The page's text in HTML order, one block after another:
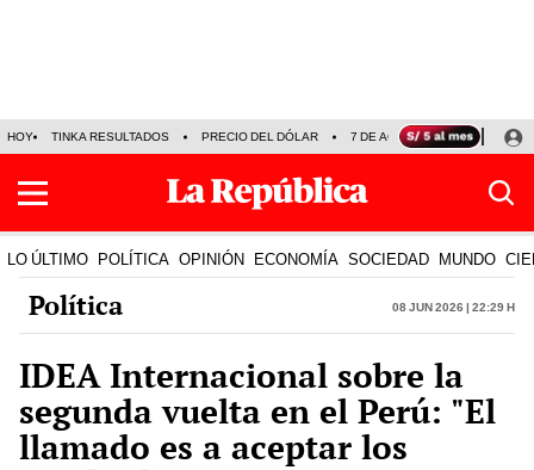
HOY TINKA RESULTADOS PRECIO DEL DÓLAR 7 DE AGOSTO OLLANTA
LO ÚLTIMO POLÍTICA OPINIÓN ECONOMÍA SOCIEDAD MUNDO
Política 08 Jun 2026 | 22:29 h
IDEA Internacional sobre la
segunda vuelta en el Perú: "El
llamado es a aceptar los